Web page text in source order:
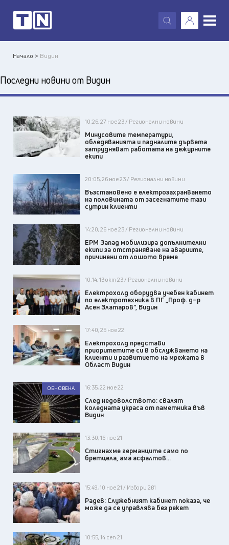
X
Начало > Видин
Последни новини от Видин
10:26, 27 ное 23 / Регионални новини
Минусовите температури,
обледяванията и падналите дървета
затрудняват работата на дежурните
екипи
20:05, 26 ное 23 / Регионални новини
Възстановено е електрозахранването
на половината от засегнатите тази
сутрин клиенти
14:20, 26 ное 23 / Регионални новини
ЕРМ Запад мобилизира допълнителни
екипи за отстраняване на авариите,
причинени от лошото време
10:14, 13 окт 23 / Регионални новини
Електрохолд оборудва учебен кабинет
по електротехника в ПГ „Проф. д–р
Асен Златаров“, Видин
17:40, 25 ное 22
Електрохолд представи
приоритетите си в обслужването на
клиенти и развитието на мрежата в
Област Видин
ОБНОВЕНА 16:35, 22 ное 22
След недоволството: свалят
коледната украса от паметника във
Видин
13:30, 16 ное 21
Стигнахме германците само по
бретцела, ама асфалтов…
15:49, 10 ное 21 / Избори 2в1
Радев: Служебният кабинет показа, че
може да се управлява без рекет
10:55, 14 сеп 21